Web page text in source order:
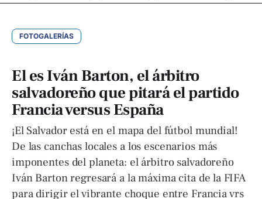
FOTOGALERÍAS
El es Iván Barton, el árbitro
salvadoreño que pitará el partido
Francia versus España
¡El Salvador está en el mapa del fútbol mundial!
De las canchas locales a los escenarios más
imponentes del planeta: el árbitro salvadoreño
Iván Barton regresará a la máxima cita de la FIFA
para dirigir el vibrante choque entre Francia vrs